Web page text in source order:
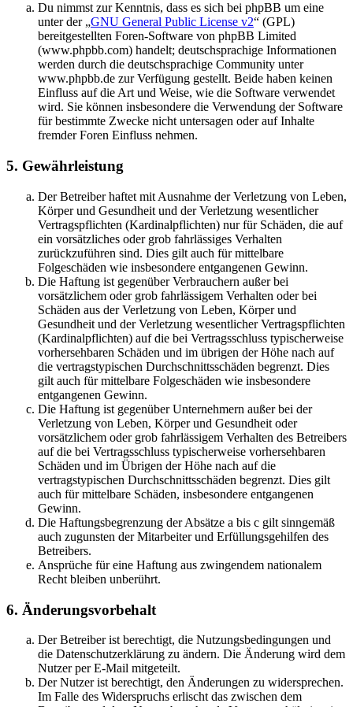
Du nimmst zur Kenntnis, dass es sich bei phpBB um eine
unter der „GNU General Public License v2“ (GPL)
bereitgestellten Foren-Software von phpBB Limited
(www.phpbb.com) handelt; deutschsprachige Informationen
werden durch die deutschsprachige Community unter
www.phpbb.de zur Verfügung gestellt. Beide haben keinen
Einfluss auf die Art und Weise, wie die Software verwendet
wird. Sie können insbesondere die Verwendung der Software
für bestimmte Zwecke nicht untersagen oder auf Inhalte
fremder Foren Einfluss nehmen.
5. Gewährleistung
Der Betreiber haftet mit Ausnahme der Verletzung von Leben,
Körper und Gesundheit und der Verletzung wesentlicher
Vertragspflichten (Kardinalpflichten) nur für Schäden, die auf
ein vorsätzliches oder grob fahrlässiges Verhalten
zurückzuführen sind. Dies gilt auch für mittelbare
Folgeschäden wie insbesondere entgangenen Gewinn.
Die Haftung ist gegenüber Verbrauchern außer bei
vorsätzlichem oder grob fahrlässigem Verhalten oder bei
Schäden aus der Verletzung von Leben, Körper und
Gesundheit und der Verletzung wesentlicher Vertragspflichten
(Kardinalpflichten) auf die bei Vertragsschluss typischerweise
vorhersehbaren Schäden und im übrigen der Höhe nach auf
die vertragstypischen Durchschnittsschäden begrenzt. Dies
gilt auch für mittelbare Folgeschäden wie insbesondere
entgangenen Gewinn.
Die Haftung ist gegenüber Unternehmern außer bei der
Verletzung von Leben, Körper und Gesundheit oder
vorsätzlichem oder grob fahrlässigem Verhalten des Betreibers
auf die bei Vertragsschluss typischerweise vorhersehbaren
Schäden und im Übrigen der Höhe nach auf die
vertragstypischen Durchschnittsschäden begrenzt. Dies gilt
auch für mittelbare Schäden, insbesondere entgangenen
Gewinn.
Die Haftungsbegrenzung der Absätze a bis c gilt sinngemäß
auch zugunsten der Mitarbeiter und Erfüllungsgehilfen des
Betreibers.
Ansprüche für eine Haftung aus zwingendem nationalem
Recht bleiben unberührt.
6. Änderungsvorbehalt
Der Betreiber ist berechtigt, die Nutzungsbedingungen und
die Datenschutzerklärung zu ändern. Die Änderung wird dem
Nutzer per E-Mail mitgeteilt.
Der Nutzer ist berechtigt, den Änderungen zu widersprechen.
Im Falle des Widerspruchs erlischt das zwischen dem